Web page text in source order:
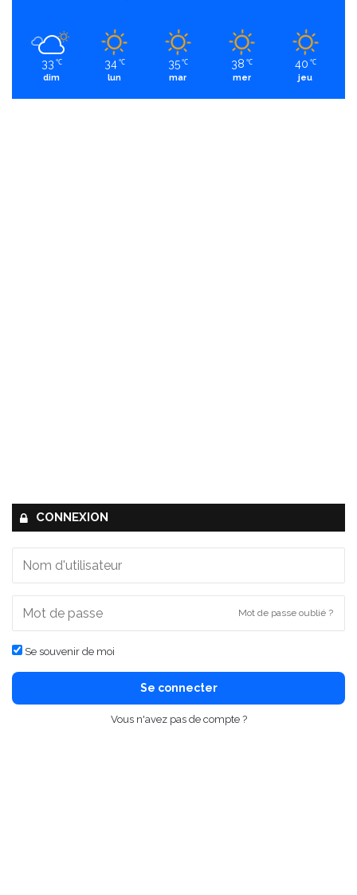
33 ℃
dim
34 ℃
lun
35 ℃
mar
38 ℃
mer
40 ℃
jeu
CONNEXION
Mot de passe oublié ?
Se souvenir de moi
Se connecter
Vous n'avez pas de compte ?